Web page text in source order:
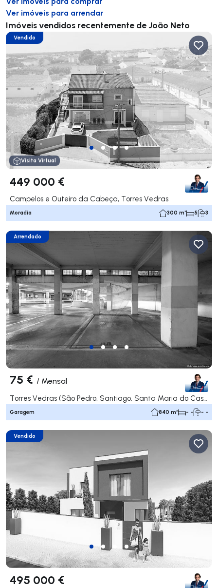
Ver imóveis para arrendar
Imóveis vendidos recentemente de João Neto
Vendido
Visita Virtual
449 000 €
Campelos e Outeiro da Cabeça, Torres Vedras
Moradia 300 m² 5 3
Arrendado
75 € / Mensal
Torres Vedras (São Pedro, Santiago, Santa Maria do Castelo e São Miguel) e Matacães, Torres Vedras
Garagem 840 m² - - - -
Vendido
495 000 €